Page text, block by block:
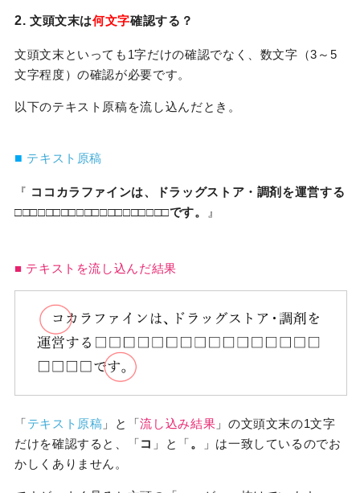
2. 文頭文末は何文字確認する？
文頭文末といっても1字だけの確認でなく、数文字（3～5
文字程度）の確認が必要です。
以下のテキスト原稿を流し込んだとき。
■ テキスト原稿
『 ココカラファインは、ドラッグストア・調剤を運営する
□□□□□□□□□□□□□□□□□□□□です。
』
■ テキストを流し込んだ結果
「 テキスト原稿 」と「流し込み結果 」の文頭文末の1文字
だけを確認すると、「 コ 」と「 。
」は一致しているのでお
かしくありません。